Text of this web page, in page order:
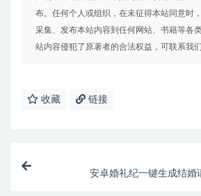
布。任何个人或组织，在未征得本站同意时
采集、发布本站内容到任何网站、书籍等各
站内容侵犯了原著者的合法权益，可联系我
收藏 链接
安卓婚礼纪一键生成结婚